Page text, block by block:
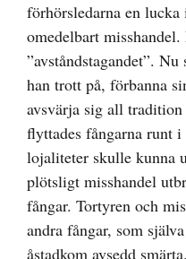
förhörsledarna en
omedelbart misshandel.
”avståndstagandet”.
han trott på, förbanna
avsvärja sig all
flyttades fångarna runt
lojaliteter skulle kunna
plötsligt misshandel
fångar. Tortyren och
andra fångar, som
åstadkom avsedd